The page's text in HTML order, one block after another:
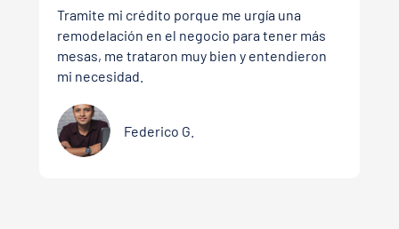
Tramite mi crédito porque me urgía una
remodelación en el negocio para tener más
mesas, me trataron muy bien y entendieron
mi necesidad.
Federico G.